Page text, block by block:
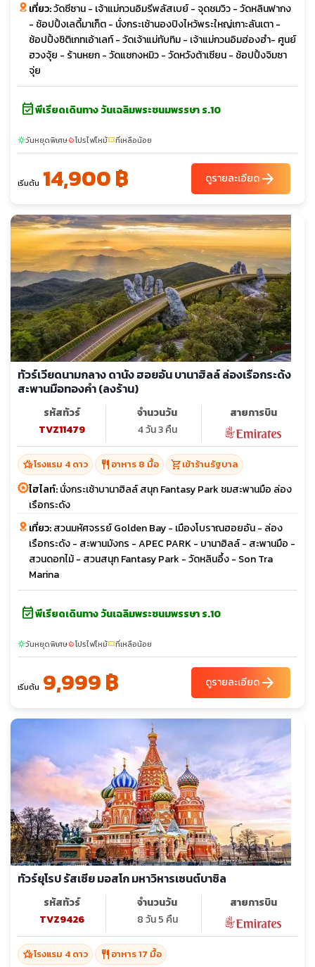
เที่ยว:วัดซีซาน - เจ้าแม่กวนอิมรีพลัสเบย์ - จุดชมวิว - วัดหลินฟากง
- ช้อปปิ้งเลดี้มาเก็ต - นั่งกระเช้านองปิงไหว้พระใหญ่เกาะลันเตา -
ช้อปปิ้งซิติเกทเอ้าเลท์ - วัดเจ้าแม่ทับทิม - เจ้าแม่กวนอิมฮ่องฮำ- ศูนย์
ฮวงจุ้ย - ร้านหยก - วัดแชกงหมิว - วัดหวังต้าเซียน - ช้อปปิ้งจิมซา
จุ่ย
event_availableพีเรียดเดินทาง วันเฉลิมพระชนมพรรษา ร.10
sunnyวันหยุดพิเศษlocal_fire_departmentโปรไฟไหม้confirmation_numberที่เหลือน้อย
เริ่มต้น 14,900 ฿ ดูรายละเอียดarrow_forward
ทัวร์เวียดนามกลาง ดานัง ฮอยอัน บานาฮิลล์ ล่องเรือกระด้ง
สะพานมือทองคำ (ลงร้าน)
รหัสทัวร์
TVZ11479
จำนวนวัน
4 วัน 3 คืน
สายการบิน
hotel_classโรงแรม 4 ดาว restaurant อาหาร 8 มื้อ shopping_cartเข้าร้านรัฐบาล
ไฮไลท์:นั่งกระเช้าบานาฮิลล์ สนุก Fantasy Park ชมสะพานมือ ล่อง
เรือกระดัง
เที่ยว:สวนมหัศจรรย์ Golden Bay - เมืองโบราณฮอยอัน - ล่อง
เรือกระดัง - สะพานมังกร - APEC PARK - บานาฮิลล์ - สะพานมือ -
สวนดอกไม้ - สวนสนุก Fantasy Park - วัดหลินอึ้ง - Son Tra
Marina
event_availableพีเรียดเดินทาง วันเฉลิมพระชนมพรรษา ร.10
sunnyวันหยุดพิเศษlocal_fire_departmentโปรไฟไหม้confirmation_numberที่เหลือน้อย
เริ่มต้น 9,999 ฿ ดูรายละเอียดarrow_forward
ทัวร์ยุโรป รัสเซีย มอสโก มหาวิหารเซนต์บาซิล
รหัสทัวร์
TVZ9426
จำนวนวัน
8 วัน 5 คืน
สายการบิน
hotel_classโรงแรม 4 ดาว restaurant อาหาร 17 มื้อ